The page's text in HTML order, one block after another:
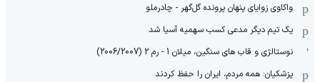
واکاوی زوایای پنهان پرونده گل‌گهر - چادرملو
یک تیم دیگر مدعی کسب سهمیه آسیا شد
نوستالژی و قاب های سنگین، میلان 1 - رم 2 (2006/2007)
پزشکیان: همه مردم، ایران را حفظ کردند